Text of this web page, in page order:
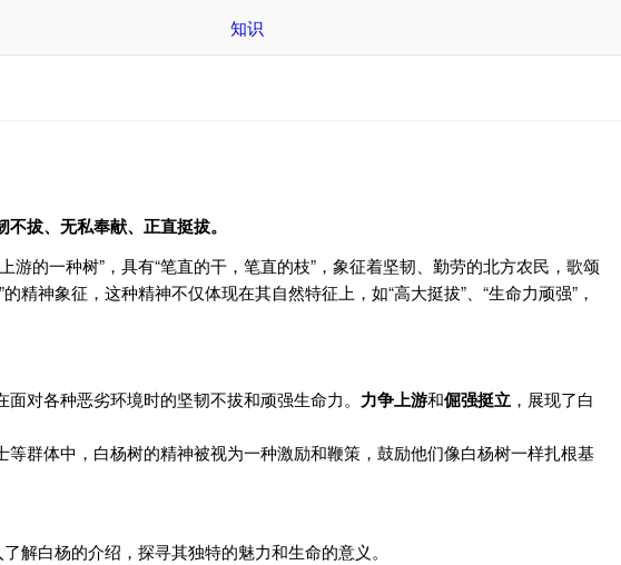
知识
拔、无私奉献、正直挺拔。
的一种树”，具有“笔直的干，笔直的枝”，象征着坚韧、勤劳的北方农民，歌颂
神象征，这种精神不仅体现在其自然特征上，如“高大挺拔”、“生命力顽强”，
面对各种恶劣环境时的坚韧不拔和顽强生命力。 力争上游和倔强挺立 ，展现了白
群体中，白杨树的精神被视为一种激励和鞭策，鼓励他们像白杨树一样扎根基
解白杨的介绍，探寻其独特的魅力和生命的意义。